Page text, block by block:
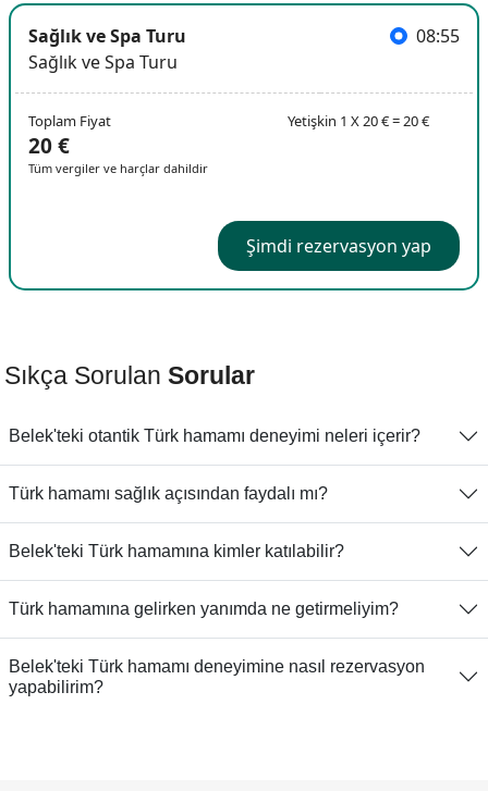
Sağlık ve Spa Turu
Sağlık ve Spa Turu
08:55
Toplam Fiyat
20 €
Tüm vergiler ve harçlar dahildir
Yetişkin 1 X 20 € = 20 €
Şimdi rezervasyon yap
Sıkça Sorulan Sorular
Belek'teki otantik Türk hamamı deneyimi neleri içerir?
Türk hamamı sağlık açısından faydalı mı?
Belek'teki Türk hamamına kimler katılabilir?
Türk hamamına gelirken yanımda ne getirmeliyim?
Belek'teki Türk hamamı deneyimine nasıl rezervasyon
yapabilirim?